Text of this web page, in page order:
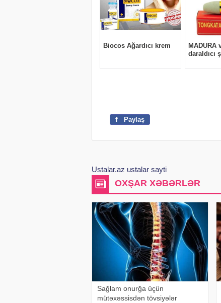
f Paylaş
Ustalar.az ustalar sayti
OXŞAR XƏBƏRLƏR
Sağlam onurğa üçün
mütəxəssisdən tövsiyələr